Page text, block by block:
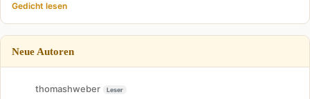
Gedicht lesen
Neue Autoren
thomashweber Leser